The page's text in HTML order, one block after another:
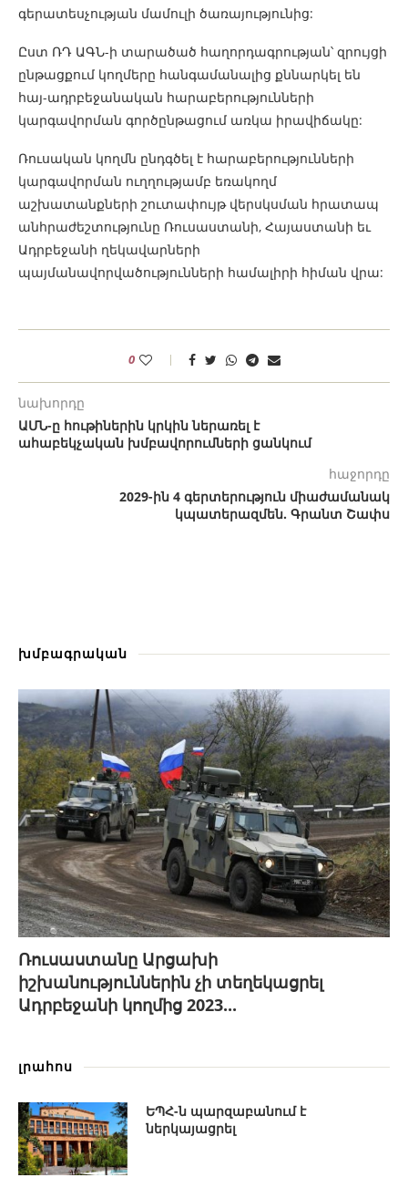
գերատեսչության մամուլի ծառայությունից:
Ըստ ՌԴ ԱԳՆ-ի տարածած հաղորդագրության՝ զրույցի
ընթացքում կողմերը հանգամանալից քննարկել են
հայ-ադրբեջանական հարաբերությունների
կարգավորման գործընթացում առկա իրավիճակը:
Ռուսական կողմն ընդգծել է հարաբերությունների
կարգավորման ուղղությամբ եռակողմ
աշխատանքների շուտափույթ վերսկսման հրատապ
անհրաժեշտությունը Ռուսաստանի, Հայաստանի եւ
Ադրբեջանի ղեկավարների
պայմանավորվածությունների համալիրի հիման վրա:
0
նախորդը
ԱՄՆ-ը հութիներին կրկին ներառել է
ահաբեկչական խմբավորումների ցանկում
հաջորդը
2029-ին 4 գերտերություն միաժամանակ
կպատերազմեն. Գրանտ Շափս
խմբագրական
Ռուսաստանը Արցախի
իշխանություններին չի տեղեկացրել
Ադրբեջանի կողմից 2023...
լրահոս
ԵՊՀ-ն պարզաբանում է
ներկայացրել